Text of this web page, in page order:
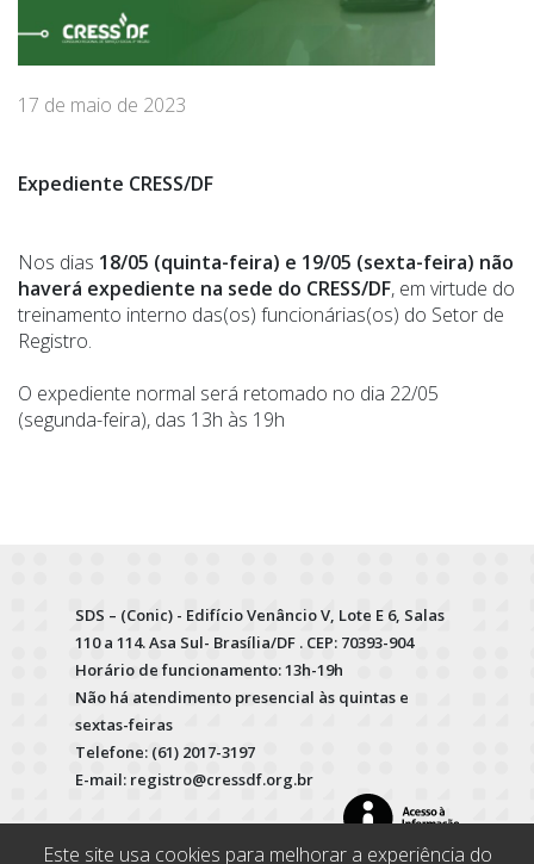
17 de maio de 2023
Expediente CRESS/DF
Nos dias 18/05 (quinta-feira) e 19/05 (sexta-feira) não
haverá expediente na sede do CRESS/DF, em virtude do
treinamento interno das(os) funcionárias(os) do Setor de
Registro.
O expediente normal será retomado no dia 22/05
(segunda-feira), das 13h às 19h
SDS – (Conic) - Edifício Venâncio V, Lote E 6, Salas
110 a 114. Asa Sul- Brasília/DF . CEP: 70393-904
Horário de funcionamento: 13h-19h
Não há atendimento presencial às quintas e
sextas-feiras
Telefone: (61) 2017-3197
E-mail: registro@cressdf.org.br
Este site usa cookies para melhorar a experiência do